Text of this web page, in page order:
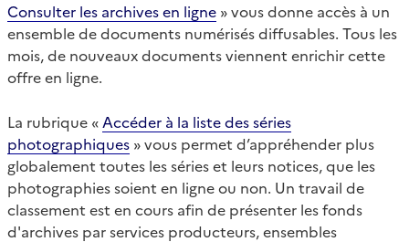
Consulter les archives en ligne » vous donne accès à un
ensemble de documents numérisés diffusables. Tous les
mois, de nouveaux documents viennent enrichir cette
offre en ligne.
La rubrique « Accéder à la liste des séries
photographiques » vous permet d’appréhender plus
globalement toutes les séries et leurs notices, que les
photographies soient en ligne ou non. Un travail de
classement est en cours afin de présenter les fonds
d'archives par services producteurs, ensembles